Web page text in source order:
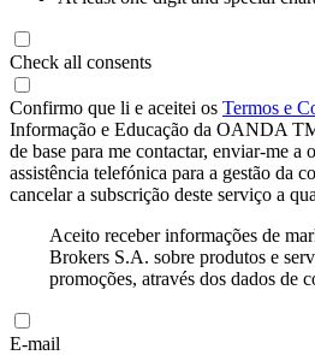
Check all consents
Confirmo que li e aceitei os Termos e
Informação e Educação da OANDA
de base para me contactar, enviar-me a
assistência telefónica para a gestão da
cancelar a subscrição deste serviço a
Aceito receber informações de
Brokers S.A. sobre produtos e
promoções, através dos dados de
E-mail